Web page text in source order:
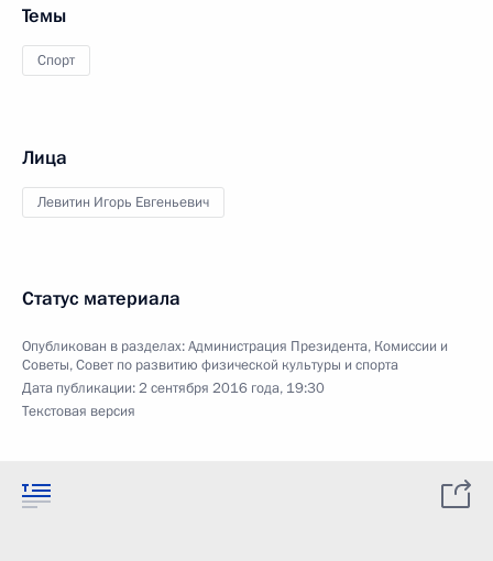
Темы
Спорт
Лица
Левитин Игорь Евгеньевич
Статус материала
Опубликован в разделах:Администрация Президента, Комиссии и
Советы,Совет по развитию физической культуры и спорта
Дата публикации:2 сентября 2016 года, 19:30
Текстовая версия